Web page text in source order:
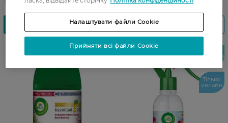
-25% Новинка
Тільки
онлайн
Налаштувати файли Cookie
Прийняти всі файли Cookie